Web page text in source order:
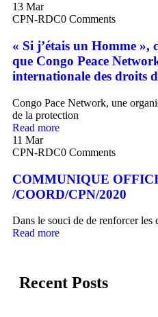
13 Mar
CPN-RDC0 Comments
« Si j’étais un Homme »,
que Congo Peace
internationale des droits
Congo Pace Network, une
de la protection
Read more
11 Mar
CPN-RDC0 Comments
COMMUNIQUE
/COORD/CPN/2020
Dans le souci de de renforcer les
Read more
Recent Posts